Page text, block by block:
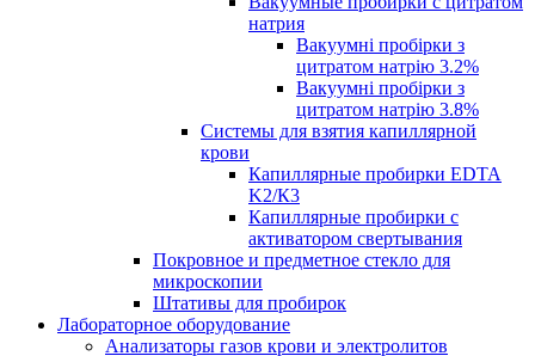
натрия
Вакуумні пробірки з
цитратом натрію 3.2%
Вакуумні пробірки з
цитратом натрію 3.8%
Системы для взятия капиллярной
крови
Капиллярные пробирки EDTA
K2/К3
Капиллярные пробирки с
активатором свертывания
Покровное и предметное стекло для
микроскопии
Штативы для пробирок
Лабораторное оборудование
Анализаторы газов крови и электролитов